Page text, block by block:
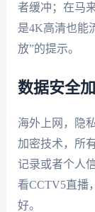
者缓冲；在马
是4K高清也能
放”的提示。
数据安全
海外上网，隐
加密技术，所
记录或者个人
看CCTV5直播
好。